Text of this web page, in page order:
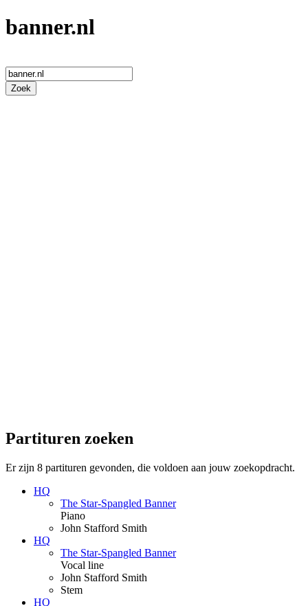
banner.nl
Zoek
Partituren zoeken
Er zijn 8 partituren gevonden, die voldoen aan jouw zoekopdracht.
HQ
The Star-Spangled Banner
Piano
John Stafford Smith
HQ
The Star-Spangled Banner
Vocal line
John Stafford Smith
Stem
HQ